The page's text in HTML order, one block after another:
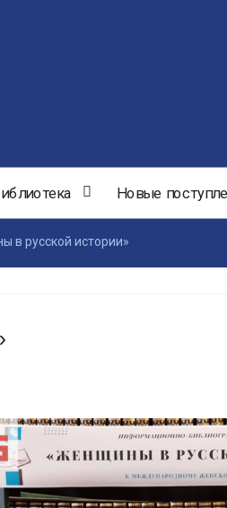
Новые
в русской истории»